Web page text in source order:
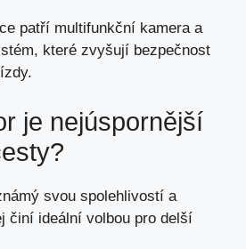
patří multifunkční kamera a
které zvyšují bezpečnost
.
je nejúspornější
svou spolehlivostí a
činí ideální volbou pro delší